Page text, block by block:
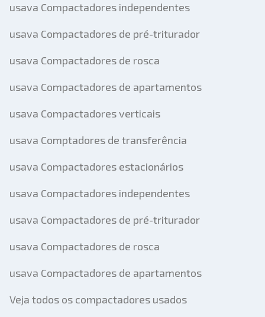
usava Compactadores independentes
usava Compactadores de pré-triturador
usava Compactadores de rosca
usava Compactadores de apartamentos
usava Compactadores verticais
usava Comptadores de transferência
usava Compactadores estacionários
usava Compactadores independentes
usava Compactadores de pré-triturador
usava Compactadores de rosca
usava Compactadores de apartamentos
Veja todos os compactadores usados